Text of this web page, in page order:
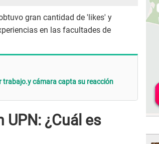
gran cantidad de 'likes' y
en las facultades de
trabajo.y cámara capta su reacción
¿Cuál es